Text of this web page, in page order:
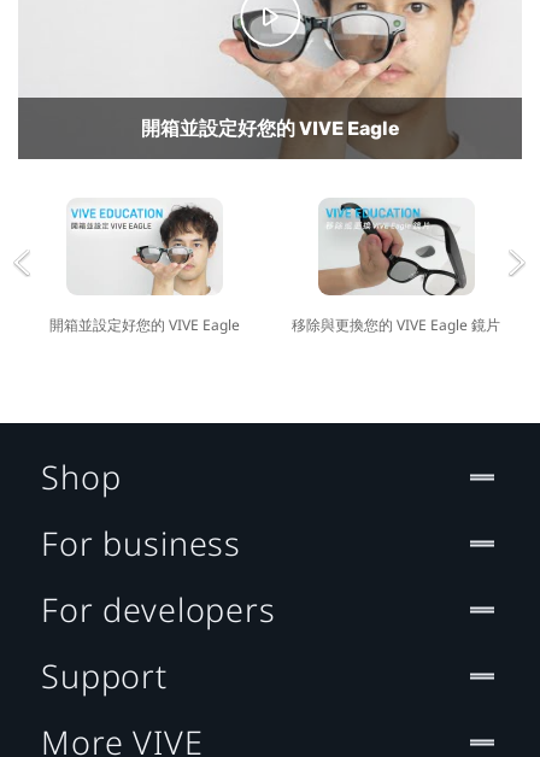
開箱並設定好您的 VIVE Eagle
移除與更換您的 VIVE Eagle 鏡片
如何清潔 VIVE Eagle 眼鏡?
開箱並設定好您的 VIVE Eagle 移除與更換您的 VIVE Eagle 鏡片
Shop
For business
For developers
Support
More VIVE